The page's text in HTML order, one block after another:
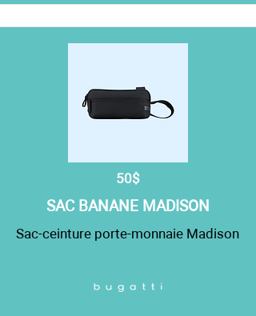
50$
SAC BANANE MADISON
Sac-ceinture porte-monnaie Madison